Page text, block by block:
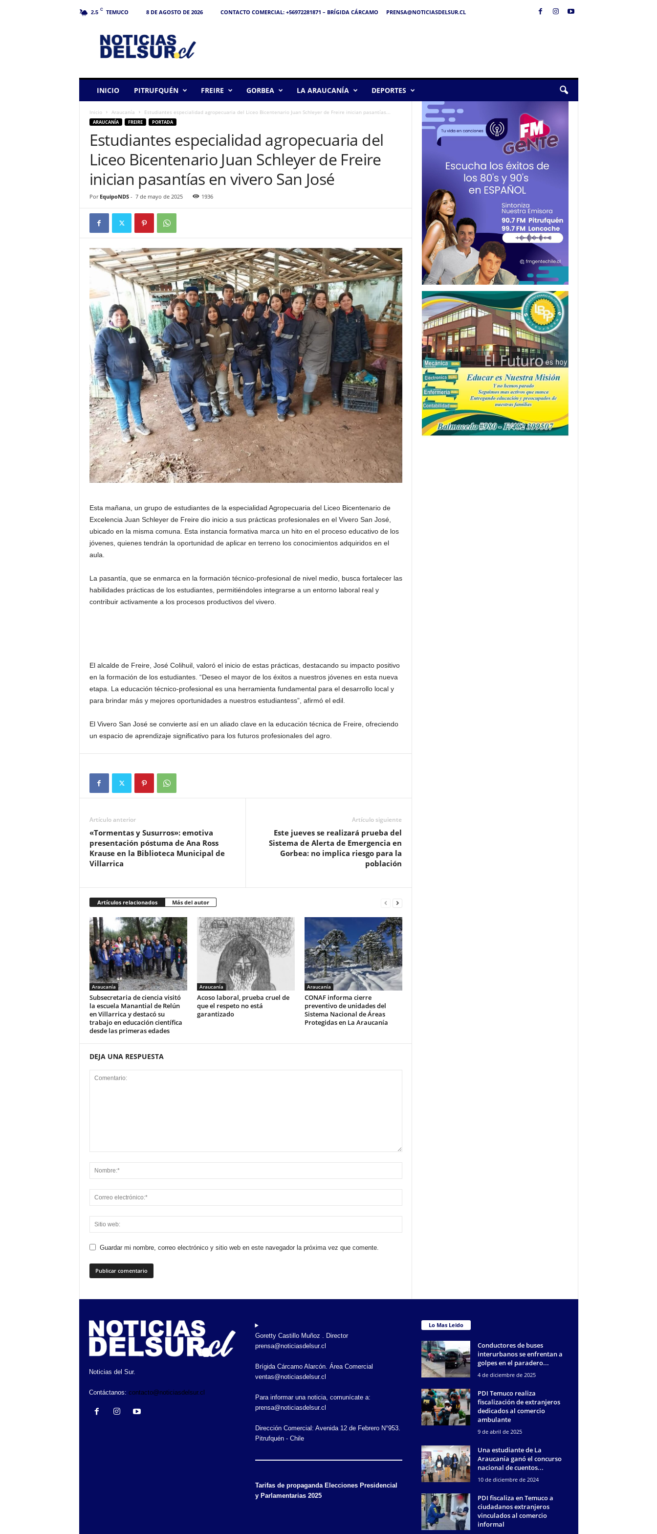
2.5 C TEMUCO 8 DE AGOSTO DE 2026 CONTACTO COMERCIAL: +56972281871 – BRÍGIDA CÁRCAMO
PRENSA@NOTICIASDELSUR.CL
INICIO PITRUFQUÉN FREIRE GORBEA LA ARAUCANÍA DEPORTES
Inicio Araucanía Estudiantes especialidad agropecuaria del Liceo Bicentenario Juan Schleyer de Freire inician pasantías...
ARAUCANÍA FREIRE PORTADA
Estudiantes especialidad agropecuaria del
Liceo Bicentenario Juan Schleyer de Freire
inician pasantías en vivero San José
Por EquipoNDS- 7 de mayo de 2025 1936
Esta mañana, un grupo de estudiantes de la especialidad Agropecuaria del Liceo Bicentenario de
Excelencia Juan Schleyer de Freire dio inicio a sus prácticas profesionales en el Vivero San José,
ubicado en la misma comuna. Esta instancia formativa marca un hito en el proceso educativo de los
jóvenes, quienes tendrán la oportunidad de aplicar en terreno los conocimientos adquiridos en el
aula.
La pasantía, que se enmarca en la formación técnico-profesional de nivel medio, busca fortalecer las
habilidades prácticas de los estudiantes, permitiéndoles integrarse a un entorno laboral real y
contribuir activamente a los procesos productivos del vivero.
El alcalde de Freire, José Colihuil, valoró el inicio de estas prácticas, destacando su impacto positivo
en la formación de los estudiantes. “Deseo el mayor de los éxitos a nuestros jóvenes en esta nueva
etapa. La educación técnico-profesional es una herramienta fundamental para el desarrollo local y
para brindar más y mejores oportunidades a nuestros estudiantess”, afirmó el edil.
El Vivero San José se convierte así en un aliado clave en la educación técnica de Freire, ofreciendo
un espacio de aprendizaje significativo para los futuros profesionales del agro.
Artículo anterior
«Tormentas y Susurros»: emotiva
presentación póstuma de Ana Ross
Krause en la Biblioteca Municipal de
Villarrica
Artículo siguiente
Este jueves se realizará prueba del
Sistema de Alerta de Emergencia en
Gorbea: no implica riesgo para la
población
Artículos relacionados Más del autor
Araucanía
Subsecretaria de ciencia visitó
la escuela Manantial de Relún
en Villarrica y destacó su
trabajo en educación científica
desde las primeras edades
Araucanía
Acoso laboral, prueba cruel de
que el respeto no está
garantizado
Araucanía
CONAF informa cierre
preventivo de unidades del
Sistema Nacional de Áreas
Protegidas en La Araucanía
DEJA UNA RESPUESTA
Guardar mi nombre, correo electrónico y sitio web en este navegador la próxima vez que comente.
Noticias del Sur.
Contáctanos: contacto@noticiasdelsur.cl
Goretty Castillo Muñoz . Director
prensa@noticiasdelsur.cl
Brígida Cárcamo Alarcón. Área Comercial
ventas@noticiasdelsur.cl
Para informar una noticia, comunícate a:
prensa@noticiasdelsur.cl
Dirección Comercial: Avenida 12 de Febrero N°953.
Pitrufquén - Chile
Tarifas de propaganda Elecciones Presidencial
y Parlamentarias 2025
Lo Mas Leido
Conductores de buses
interurbanos se enfrentan a
golpes en el paradero...
4 de diciembre de 2025
PDI Temuco realiza
fiscalización de extranjeros
dedicados al comercio
ambulante
9 de abril de 2025
Una estudiante de La
Araucanía ganó el concurso
nacional de cuentos...
10 de diciembre de 2024
PDI fiscaliza en Temuco a
ciudadanos extranjeros
vinculados al comercio
informal